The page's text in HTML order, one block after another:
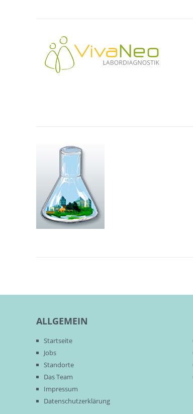
ALLGEMEIN
Startseite
Jobs
Standorte
Das Team
Impressum
Datenschutzerklärung